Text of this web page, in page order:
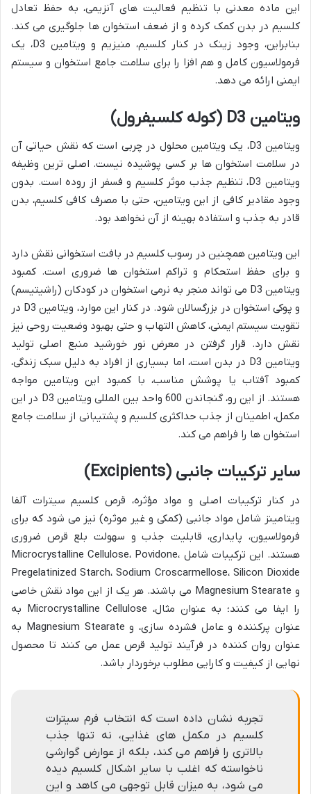
این ماده معدنی با تنظیم فعالیت های آنزیمی، به حفظ تعادل
کلسیم در بدن کمک کرده و از ضعف استخوان ها جلوگیری می کند.
بنابراین، وجود زینک در کنار کلسیم، منیزیم و ویتامین D3، یک
فرمولاسیون کامل و هم افزا را برای سلامت جامع استخوان و سیستم
ایمنی ارائه می دهد.
ویتامین D3 (کوله کلسیفرول)
ویتامین D3، یک ویتامین محلول در چربی است که نقش حیاتی آن
در سلامت استخوان ها بر کسی پوشیده نیست. اصلی ترین وظیفه
ویتامین D3، تنظیم جذب موثر کلسیم و فسفر از روده است. بدون
وجود مقادیر کافی از این ویتامین، حتی با مصرف کافی کلسیم، بدن
قادر به جذب و استفاده بهینه از آن نخواهد بود.
این ویتامین همچنین در رسوب کلسیم در بافت استخوانی نقش دارد
و برای حفظ استحکام و تراکم استخوان ها ضروری است. کمبود
ویتامین D3 می تواند منجر به نرمی استخوان در کودکان (راشیتیسم)
و پوکی استخوان در بزرگسالان شود. در کنار این موارد، ویتامین D3 در
تقویت سیستم ایمنی، کاهش التهاب و حتی بهبود وضعیت روحی نیز
نقش دارد. قرار گرفتن در معرض نور خورشید منبع اصلی تولید
ویتامین D3 در بدن است، اما بسیاری از افراد به دلیل سبک زندگی،
کمبود آفتاب یا پوشش مناسب، با کمبود این ویتامین مواجه
هستند. از این رو، گنجاندن 600 واحد بین المللی ویتامین D3 در این
مکمل، اطمینان از جذب حداکثری کلسیم و پشتیبانی از سلامت جامع
استخوان ها را فراهم می کند.
سایر ترکیبات جانبی (Excipients)
در کنار ترکیبات اصلی و مواد مؤثره، قرص کلسیم سیترات آلفا
ویتامینز شامل مواد جانبی (کمکی و غیر موثره) نیز می شود که برای
فرمولاسیون، پایداری، قابلیت جذب و سهولت بلع قرص ضروری
هستند. این ترکیبات شامل Microcrystalline Cellulose، Povidone،
Pregelatinized Starch، Sodium Croscarmellose، Silicon Dioxide
و Magnesium Stearate می باشند. هر یک از این مواد نقش خاصی
را ایفا می کنند؛ به عنوان مثال، Microcrystalline Cellulose به
عنوان پرکننده و عامل فشرده سازی، و Magnesium Stearate به
عنوان روان کننده در فرآیند تولید قرص عمل می کنند تا محصول
نهایی از کیفیت و کارایی مطلوب برخوردار باشد.
تجربه نشان داده است که انتخاب فرم سیترات
کلسیم در مکمل های غذایی، نه تنها جذب
بالاتری را فراهم می کند، بلکه از عوارض گوارشی
ناخواسته که اغلب با سایر اشکال کلسیم دیده
می شود، به میزان قابل توجهی می کاهد و این